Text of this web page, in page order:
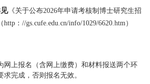
《关于公布2026年申请考核制博士研究生招
：//gs.cufe.edu.cn/info/1029/6620.htm）
网上报名（含网上缴费）和材料报送两个环
完成，否则报名无效。